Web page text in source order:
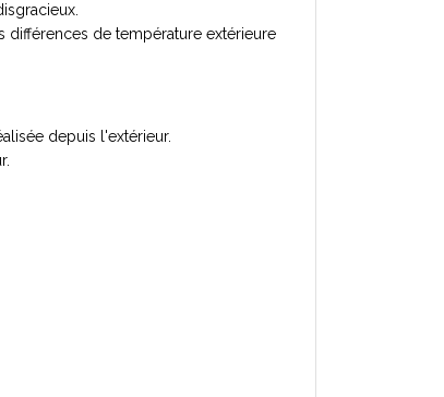
de température extérieure
depuis l'extérieur.